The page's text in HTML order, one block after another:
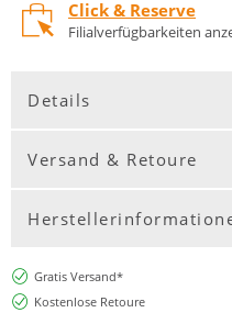
Click & Reserve
Filialverfügbarkeiten
Details
Versand & Retoure
Gratis Versand*
Kostenlose Retoure